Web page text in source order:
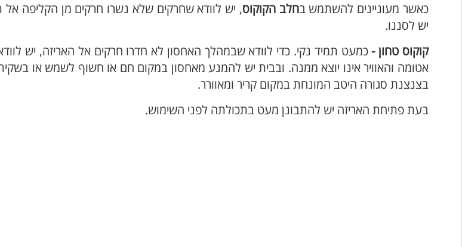
כאשר מעוניינים להשתמש בחלב הקוקוס, יש לוודא שחרקים שלא נשרו חרקים מן הקליפה
יש לסננו.
קוקוס טחון -כמעט תמיד נקי. כדי לוודא שבמהלך האחסון לא חדרו חרקים אל האריזה, יש
אטומה והאוויר אינו יוצא ממנה. ובבית יש להמנע מאחסון במקום חם או חשוף לשמש או
בצנצנת סגורה היטב המונחת במקום קריר ומאוורר.
בעת פתיחת האריזה יש להתבונן מעט בתכולתה לפני השימוש.